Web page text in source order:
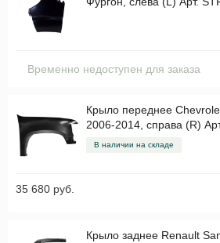
Временно недоступен для заказа
Крыло переднее Chevrolet Tahoe (GMT900)
2006-2014, справа (R)
В наличии на складе
35 680 руб.
Крыло заднее Renault Sandero II Stepway